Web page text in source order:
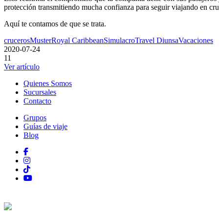
protección transmitiendo mucha confianza para seguir viajando en
Aquí te contamos de que se trata.
crucerosMusterRoyal CaribbeanSimulacroTravel DiunsaVacaciones
2020-07-24
11
Ver artículo
Quienes Somos
Sucursales
Contacto
Grupos
Guías de viaje
Blog